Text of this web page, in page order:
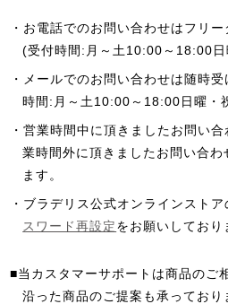
・お電話でのお問い合わせはフリ
(受付時間:月～土10:00～18:00日
・メールでのお問い合わせは随時
時間:月～土10:00～18:00日曜・
・営業時間中に頂きましたお問い
業時間外に頂きましたお問い合
ます。
・ブラデリス公式オンラインスト
スワード再設定をお願いしており
■当カスタマーサポートは商品のご
沿った商品のご提案も承っており